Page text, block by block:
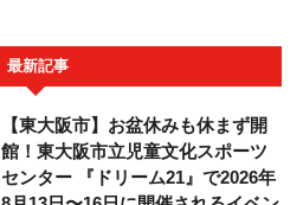
最新記事
【東大阪市】お盆休みも休まず開
館！東大阪市立児童文化スポーツ
センター 『ドリーム21』で2026年